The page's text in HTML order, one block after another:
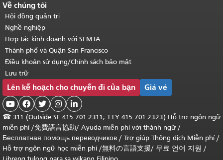
Về chúng tôi
Hội đồng quản trị
Nghề nghiệp
Hợp tác kinh doanh với SFMTA
Thành phố và Quận San Francisco
Điều khoản sử dụng/Chính sách bảo mật
Lưu trữ
Lên kế hoạch cho chuyến đi của bạn Giá vé
    
☎ 311 (Outside SF 415.701.2311; TTY 415.701.2323) Hỗ trợ ngôn ngữ
miễn phí /免費語言協助/ Ayuda miễn phí với thành ngữ /
Бесплатная помощь переводчиков / Trợ giúp Thông dịch Miễn phí/
Hỗ trợ ngôn ngữ học miễn phí/無料の言語支援/ 무료 언어 지원 /